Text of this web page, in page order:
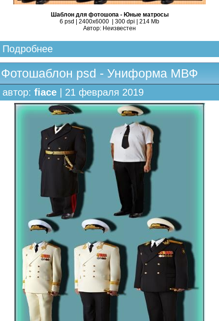
Шаблон для фотошопа - Юные матросы
6 psd | 2400х6000 | 300 dpi | 214 Mb
Автор: Неизвестен
Подробнее
Фотошаблон psd - Униформа МВФ
автор: fiace | 21 февраля 2019